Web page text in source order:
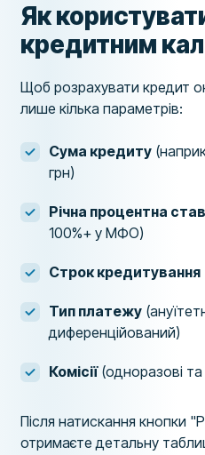
Як
кредитним
Щоб розрахувати кредит
лише кілька параметрів:
Сума кредиту
грн)
Річна процентна
100%+ у МФО)
Строк кредитування
Тип платежу
диференційований)
Комісії(одноразові та
Після натискання кнопки
отримаєте детальну